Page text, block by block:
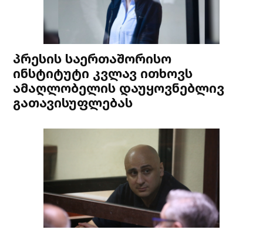
პრესის საერთაშორისო
ინსტიტუტი კვლავ ითხოვს
ამაღლობელის დაუყოვნებლივ
გათავისუფლებას